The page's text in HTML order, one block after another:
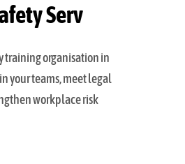
Serv
training organisation in
your teams, meet legal
workplace risk